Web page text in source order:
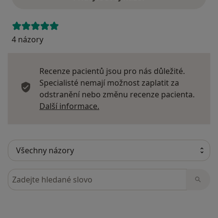
4 názory
Recenze pacientů jsou pro nás důležité.
Specialisté nemají možnost zaplatit za
odstranění nebo změnu recenze pacienta.
Další informace.
Hledejte v názorech